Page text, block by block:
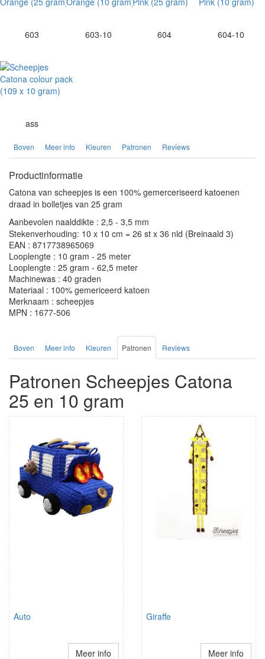
603 603-10 604 604-10
ass
Boven Meer info Kleuren Patronen Reviews
Productinformatie
Catona van scheepjes is een 100% gemerceriseerd katoenen
draad in bolletjes van 25 gram
Aanbevolen naalddikte : 2,5 - 3,5 mm
Stekenverhouding: 10 x 10 cm = 26 st x 36 nld (Breinaald 3)
EAN : 8717738965069
Looplengte : 10 gram - 25 meter
Looplengte : 25 gram - 62,5 meter
Machinewas : 40 graden
Materiaal : 100% gemericeerd katoen
Merknaam : scheepjes
MPN : 1677-506
Boven Meer info Kleuren Patronen Reviews
Patronen Scheepjes Catona
25 en 10 gram
Auto
Meer info
Giraffe
Meer info